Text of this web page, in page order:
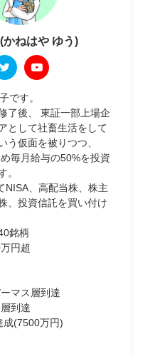
かねはや ゆう)
です。
了後、 東証一部上場企
として社畜生活をして
う仮面を被りつつ、
毎月給与の50%を投資
。
NISA、高配当株、株主
、投資信託を買い付け
銘柄
円超
マス層到達
到達
成(7500万円)